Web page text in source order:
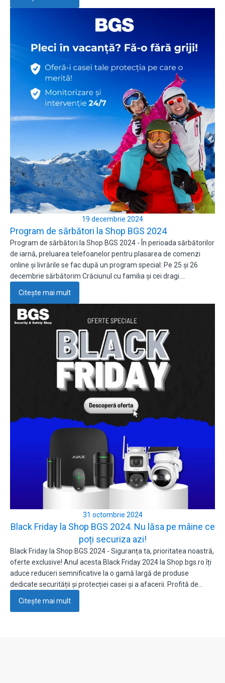
19 decembrie 2024
Program de sărbători la Shop BGS 2024
Program de sărbători la Shop BGS 2024 - În perioada sărbătorilor
de iarnă, preluarea telefoanelor pentru plasarea de comenzi
online și livrările se fac după un program special: Pe 25 și 26
decembrie sărbătorim Crăciunul cu familia și cei dragi.…
Citește mai mult
31 octombrie 2024
Black Friday la Shop BGS 2024. Nu lăsa pe mâine ce
poți securiza azi!
Black Friday la Shop BGS 2024 - Siguranța ta, prioritatea noastră,
oferte exclusive! Anul acesta Black Friday 2024 la Shop.bgs.ro îți
aduce reduceri semnificative la o gamă largă de produse
dedicate securității și protecției casei și a afacerii. Profită de…
Citește mai mult